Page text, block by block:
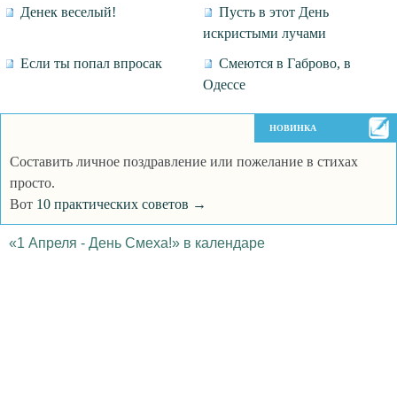
Денек веселый!
Пусть в этот День
искристыми лучами
Если ты попал впросак
Смеются в Габрово, в
Одессе
НОВИНКА
Составить личное поздравление или пожелание в стихах
просто.
Вот 10 практических советов →
«1 Апреля - День Смеха!» в календаре